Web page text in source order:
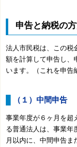
申告と納税の
法人市民税は、この税
額を計算して申告し、
います。（これを申告
（１）中間申告
事業年度が６ヶ月を超
る普通法人は、事業年
月以内に、中間申告ま